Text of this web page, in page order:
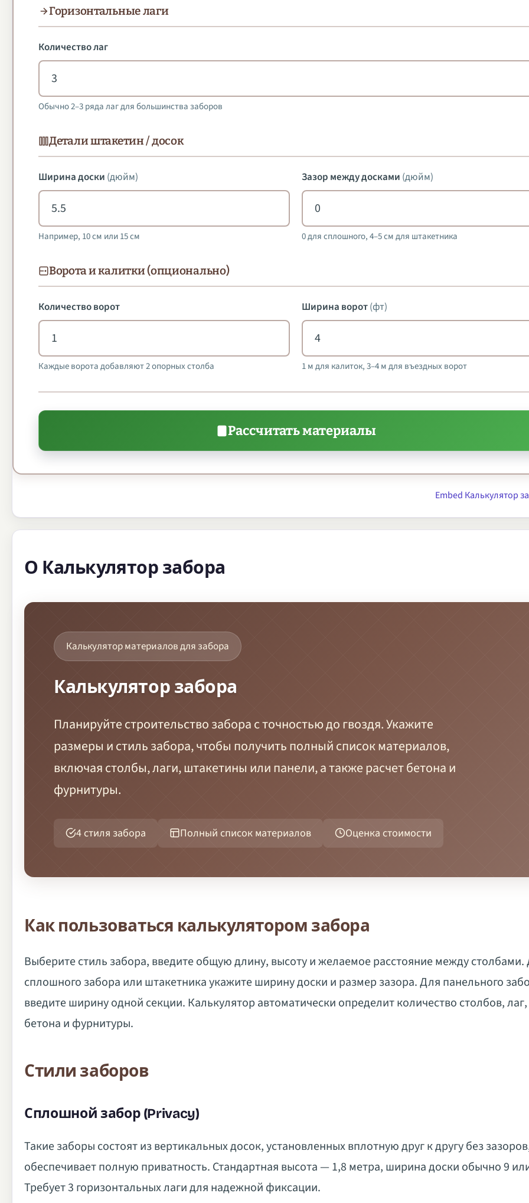
Горизонтальные лаги
Количество лаг
Обычно 2–3 ряда лаг для большинства заборов
Детали штакетин / досок
Ширина доски (дюйм)
Например, 10 см или 15 см
Зазор между досками (дюйм)
0 для сплошного, 4–5 см для штакетника
Ворота и калитки (опционально)
Количество ворот
Каждые ворота добавляют 2 опорных столба
Ширина ворот(фт)
1 м для калиток, 3–4 м для въездных ворот
Рассчитать материалы
Embed Калькулятор
О Калькулятор забора
Калькулятор материалов для забора
Калькулятор забора
Планируйте строительство забора с точностью до гвоздя. Укажите
размеры и стиль забора, чтобы получить полный список материалов,
включая столбы, лаги, штакетины или панели, а также расчет бетона и
фурнитуры.
4 стиля забора Полный список материалов Оценка стоимости
Как пользоваться калькулятором забора
Выберите стиль забора, введите общую длину, высоту и желаемое расстояние между столбами.
сплошного забора или штакетника укажите ширину доски и размер зазора. Для панельного
введите ширину одной секции. Калькулятор автоматически определит количество столбов,
бетона и фурнитуры.
Стили заборов
Сплошной забор (Privacy)
Такие заборы состоят из вертикальных досок, установленных вплотную друг к другу без
обеспечивает полную приватность. Стандартная высота — 1,8 метра, ширина доски обычно 9
Требует 3 горизонтальных лаги для надежной фиксации.